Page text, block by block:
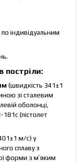
індивідуальним
постріли:
(швидкість 341±1
зі сталевим
оболонці,
(пістолет
м/c) у
сплаву з
форми з мʼяким